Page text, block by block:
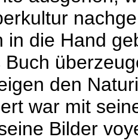
in die Hand
Buch
den
war mit
Bilder